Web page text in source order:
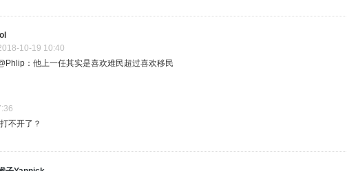
lol
10-19 10:40
：他上一任其实是喜欢难民超过喜欢移民
不开了？